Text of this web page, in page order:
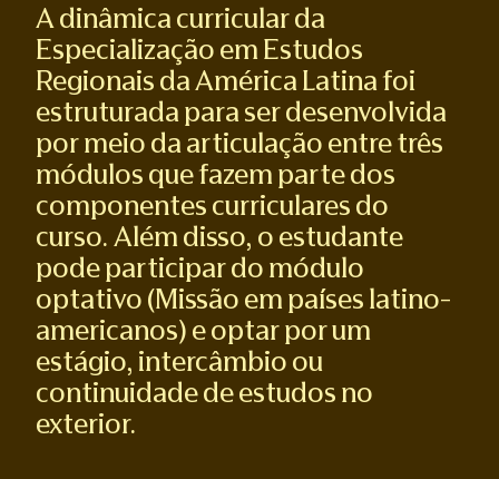
A dinâmica curricular da
Especialização em Estudos
Regionais da América Latina foi
estruturada para ser desenvolvida
por meio da articulação entre três
módulos que fazem parte dos
componentes curriculares do
curso. Além disso, o estudante
pode participar do módulo
optativo (Missão em países latino-
americanos) e optar por um
estágio, intercâmbio ou
continuidade de estudos no
exterior.